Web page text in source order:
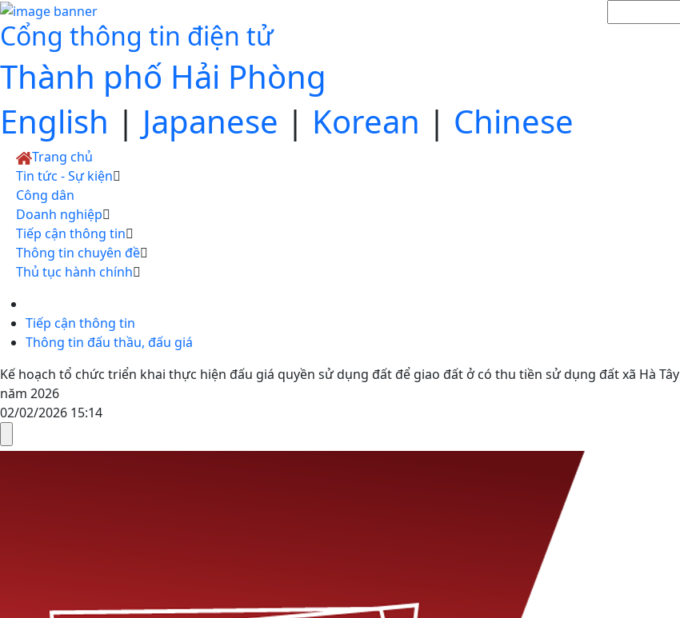
Cổng thông tin điện tử
Thành phố Hải Phòng
English | Japanese | Korean | Chinese
Trang chủ
Tin tức - Sự kiện
Công dân
Doanh nghiệp
Tiếp cận thông tin
Thông tin chuyên đề
Thủ tục hành chính
Tiếp cận thông tin
Thông tin đấu thầu, đấu giá
Kế hoạch tổ chức triển khai thực hiện đấu giá quyền sử dụng đất để giao đất ở có thu tiền sử dụng đất xã Hà Tây
năm 2026
02/02/2026 15:14